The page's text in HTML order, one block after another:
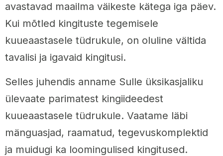
avastavad maailma väikeste kätega iga päev.
Kui mõtled kingituste tegemisele
kuueaastasele tüdrukule, on oluline vältida
tavalisi ja igavaid kingitusi.
Selles juhendis anname Sulle üksikasjaliku
ülevaate parimatest kingiideedest
kuueaastasele tüdrukule. Vaatame läbi
mänguasjad, raamatud, tegevuskomplektid
ja muidugi ka loomingulised kingitused.